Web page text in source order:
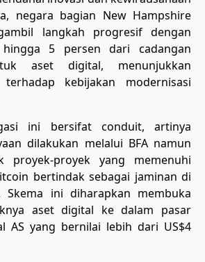
negara bagian New Hampshire
langkah progresif dengan
hingga 5 persen dari cadangan
aset digital, menunjukkan
kebijakan modernisasi
ini bersifat conduit, artinya
dilakukan melalui BFA namun
proyek-proyek yang memenuhi
bertindak sebagai jaminan di
Skema ini diharapkan membuka
aset digital ke dalam pasar
AS yang bernilai lebih dari US$4